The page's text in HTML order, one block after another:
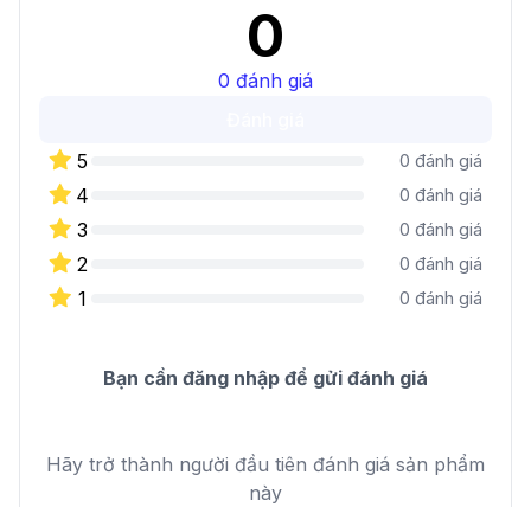
0
0 đánh giá
5
0 đánh giá
4 0 đánh giá
3 0 đánh giá
2 0 đánh giá
1 0 đánh giá
Bạn cần đăng nhập để gửi đánh giá
Hãy trở thành người đầu tiên đánh giá sản phẩm
này